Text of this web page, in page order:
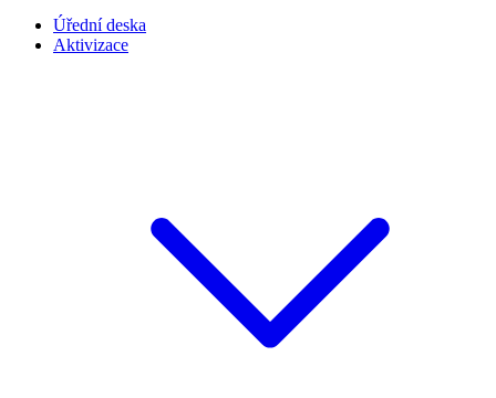
Úřední deska
Aktivizace